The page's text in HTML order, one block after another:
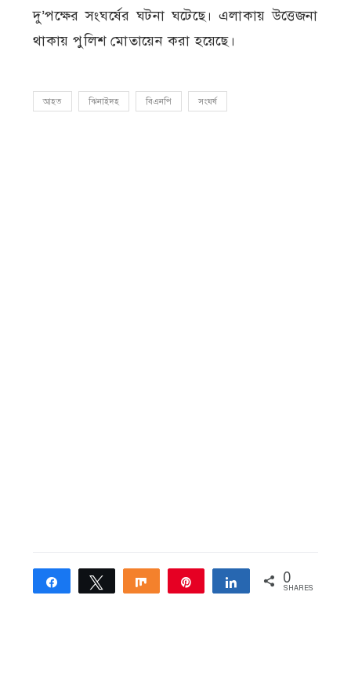
দু’পক্ষের সংঘর্ষের ঘটনা ঘটেছে। এলাকায় উত্তেজনা
থাকায় পুলিশ মোতায়েন করা হয়েছে।
আহত ঝিনাইদহ বিএনপি সংঘর্ষ
Share Tweet Share Share 0
SHARES